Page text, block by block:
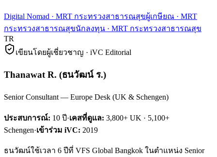
Digital Nomad · MRT กระทรวงสาธารณสุขผู้เกษียณ · MRT
กระทรวงสาธารณสุขนักลงทุน · MRT กระทรวงสาธารณสุข
TR
เขียนโดยผู้เชี่ยวชาญ · iVC Editorial
Thanawat R. (ธนวัฒน์ ร.)
Senior Consultant — Europe Desk (UK & Schengen)
ประสบการณ์: 10 ปี·เคสที่ดูแล: 3,800+ UK · 5,100+
Schengen·เข้าร่วม iVC: 2019
ธนวัฒน์ใช้เวลา 6 ปีที่ VFS Global Bangkok ในตำแหน่ง Senior